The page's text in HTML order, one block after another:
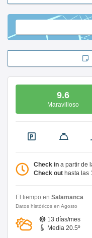
9.6
Maravilloso
Check in a partir de
Check out hasta las
El tiempo en Salamanca
Datos históricos en Agosto
13 días/mes
Media 20.5º